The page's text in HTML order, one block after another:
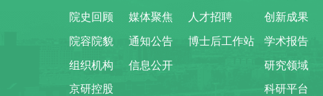
院史回顾
院容院貌
组织机构
京研控股
媒体聚焦
通知公告
信息公开
人才招聘
博士后工作站
创新成果
学术报告
研究领域
科研平台